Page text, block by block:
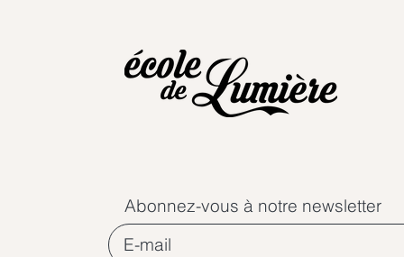
Abonnez-vous à notre newsletter